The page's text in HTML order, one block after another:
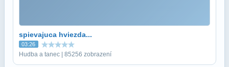
spievajuca hviezda...
03:26
Hudba a tanec | 85256 zobrazení